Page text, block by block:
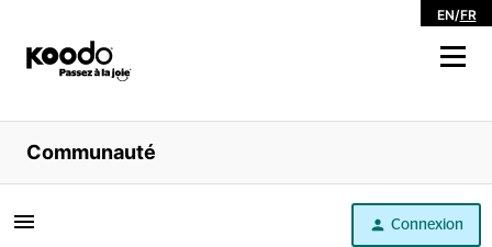
EN/FR
Magasiner
Libre service
Aide
Communauté
Connexion